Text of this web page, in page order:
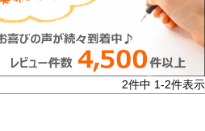
お気に入り
閲覧履歴
2件中 1-2件表示